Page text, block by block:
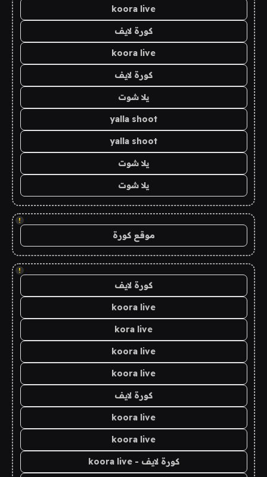
koora live
كورة لايف
koora live
كورة لايف
يلا شوت
yalla shoot
yalla shoot
يلا شوت
يلا شوت
!
موقع كورة
!
كورة لايف
koora live
kora live
koora live
koora live
كورة لايف
koora live
koora live
كورة لايف - koora live